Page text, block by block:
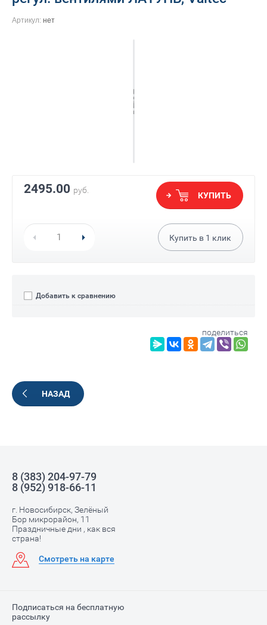
Артикул: нет
2495.00 руб.
КУПИТЬ
Купить в 1 клик
Добавить к сравнению
поделиться
НАЗАД
8 (383) 204-97-79
8 (952) 918-66-11
г. Новосибирск, Зелёный
Бор микрорайон, 11
Праздничные дни , как вся
страна!
Смотреть на карте
Подписаться на бесплатную
рассылку